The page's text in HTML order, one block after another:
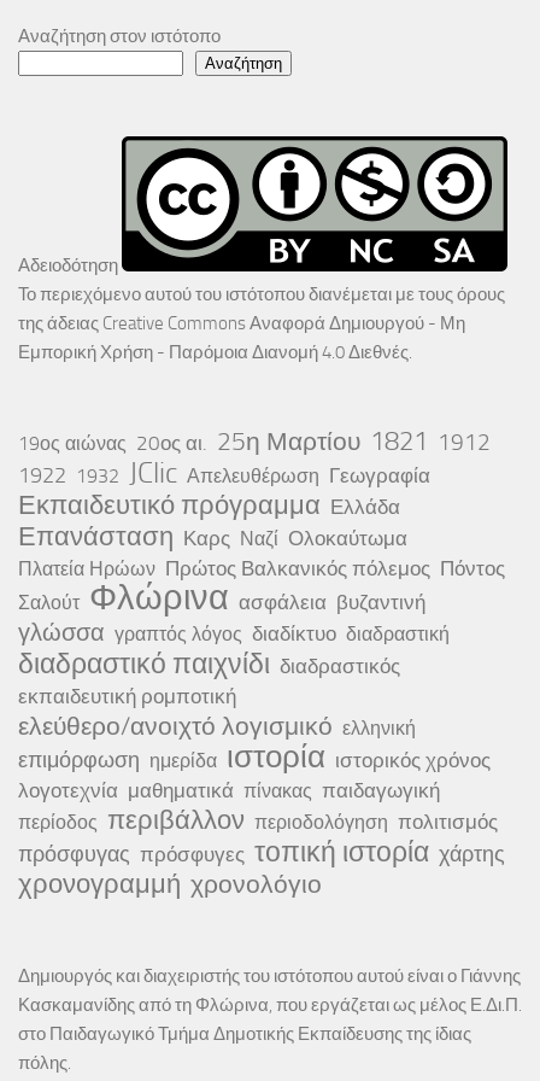
Αναζήτηση στον ιστότοπο
Αναζήτηση
Αδειοδότηση
Το περιεχόμενο αυτού του ιστότοπου διανέμεται με τους όρους
της άδειας Creative Commons Αναφορά Δημιουργού - Μη
Εμπορική Χρήση - Παρόμοια Διανομή 4.0 Διεθνές
19ος αιώνας 20ος αι. 25η Μαρτίου 1821 1912
1922 1932 JClic Απελευθέρωση Γεωγραφία
Εκπαιδευτικό πρόγραμμα Ελλάδα
Επανάσταση Καρς Ναζί Ολοκαύτωμα
Πλατεία Ηρώων Πρώτος Βαλκανικός πόλεμος Πόντος
Σαλούτ Φλώρινα ασφάλεια βυζαντινή
γλώσσα γραπτός λόγος διαδίκτυο διαδραστική
διαδραστικό παιχνίδι διαδραστικός
εκπαιδευτική ρομποτική
ελεύθερο/ανοιχτό λογισμικό ελληνική
επιμόρφωση ημερίδα ιστορία ιστορικός χρόνος
λογοτεχνία μαθηματικά πίνακας παιδαγωγική
περίοδος περιβάλλον περιοδολόγηση πολιτισμός
πρόσφυγας πρόσφυγες τοπική ιστορία χάρτης
χρονογραμμή χρονολόγιο
Δημιουργός και διαχειριστής του ιστότοπου αυτού είναι ο Γιάννης
Κασκαμανίδης από τη Φλώρινα, που εργάζεται ως μέλος Ε.Δι.Π.
στο Παιδαγωγικό Τμήμα Δημοτικής Εκπαίδευσης της ίδιας
πόλης.